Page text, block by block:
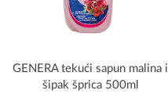
GENERA tekući sapun malina i
šipak šprica 500ml